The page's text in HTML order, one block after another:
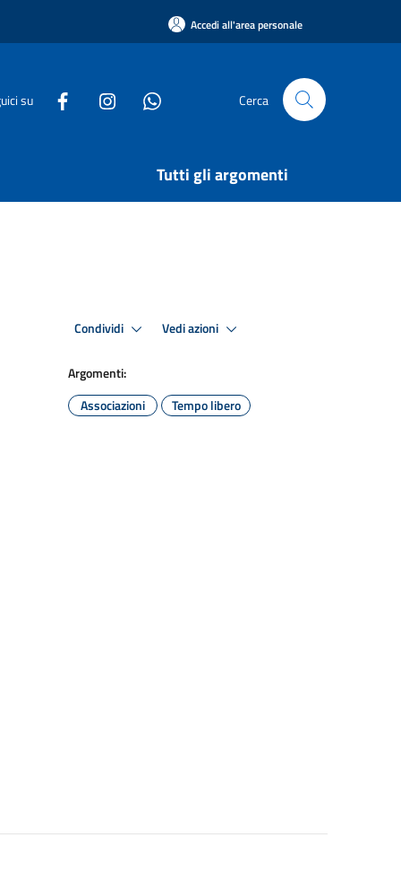
Accedi all'area personale
su Cerca
Tutti gli argomenti
Condividi Vedi azioni
Argomenti:
Associazioni
Tempo libero